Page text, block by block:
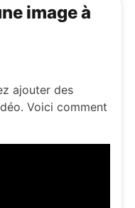
image à
ajouter des
Voici comment